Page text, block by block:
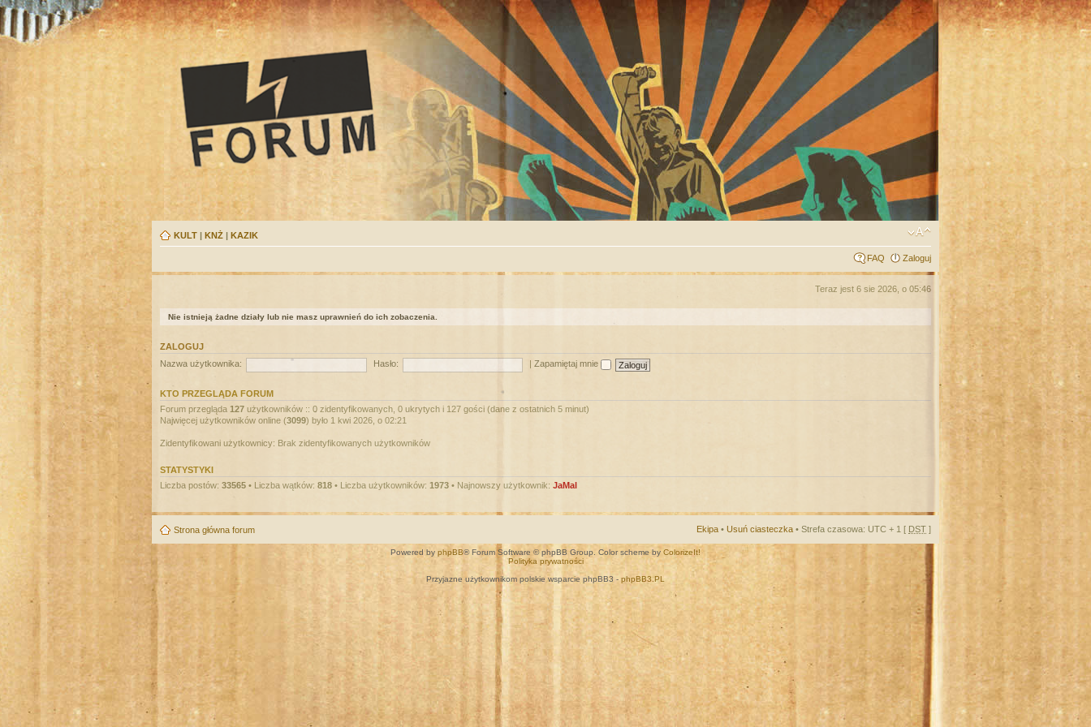
KULT | KNŻ | KAZIK
FAQ Zaloguj
Teraz jest 6 sie 2026, o 05:46
Nie istnieją żadne działy lub nie masz uprawnień do ich zobaczenia.
ZALOGUJ
Nazwa użytkownika:
Hasło: Zapamiętaj mnie
KTO PRZEGLĄDA FORUM
Forum przegląda 127 użytkowników :: 0 zidentyfikowanych, 0 ukrytych i 127 gości (dane z ostatnich 5 minut)
Najwięcej użytkowników online (3099) było 1 kwi 2026, o 02:21
Zidentyfikowani użytkownicy: Brak zidentyfikowanych użytkowników
STATYSTYKI
Liczba postów: 33565 • Liczba wątków: 818 • Liczba użytkowników: 1973 • Najnowszy użytkownik: JaMal
Strona główna forum Ekipa • Usuń ciasteczka • Strefa czasowa: UTC + 1 [ DST ]
Powered by phpBB® Forum Software © phpBB Group. Color scheme by ColorizeIt!
Polityka prywatności
Przyjazne użytkownikom polskie wsparcie phpBB3 - phpBB3.PL